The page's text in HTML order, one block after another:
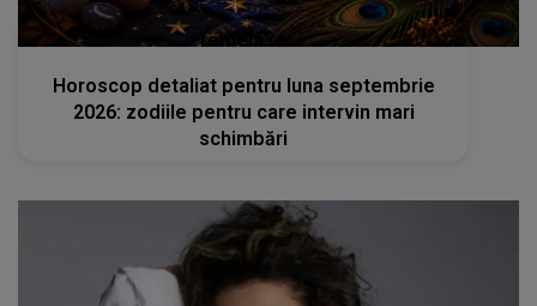
femeia.ro
Horoscop detaliat pentru luna septembrie
2026: zodiile pentru care intervin mari
schimbări